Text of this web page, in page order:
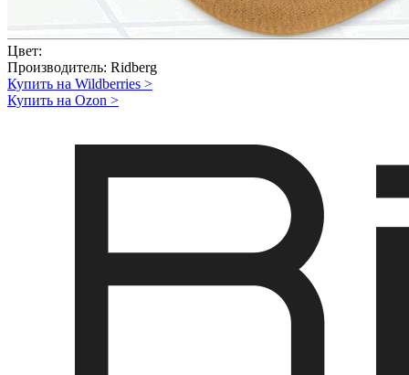
Цвет:
Производитель: Ridberg
Купить на Wildberries >
Купить на Ozon >